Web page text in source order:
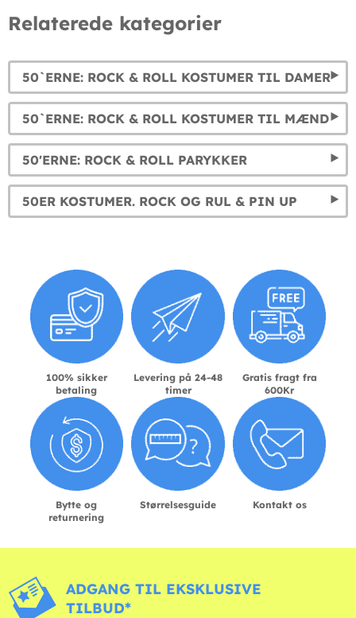
Relaterede kategorier
50`ERNE: ROCK & ROLL KOSTUMER TIL DAMER
50`ERNE: ROCK & ROLL KOSTUMER TIL MÆND
50'ERNE: ROCK & ROLL PARYKKER
50ER KOSTUMER. ROCK OG RUL & PIN UP
100% sikker
betaling
Levering på 24-48
timer
Gratis fragt fra
600Kr
Bytte og
returnering
Størrelsesguide Kontakt os
ADGANG TIL EKSKLUSIVE
TILBUD*